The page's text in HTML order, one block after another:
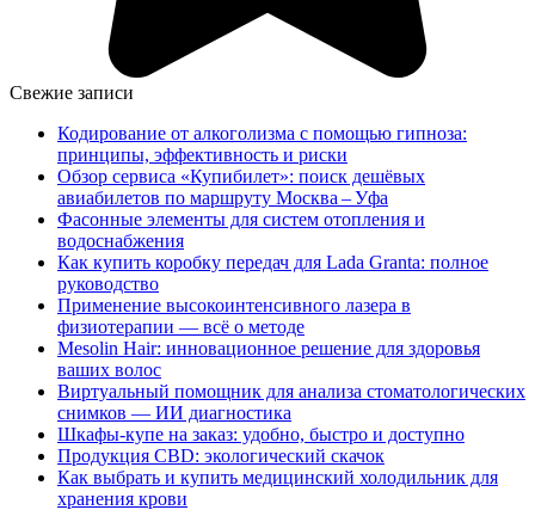
Свежие записи
Кодирование от алкоголизма с помощью гипноза:
принципы, эффективность и риски
Обзор сервиса «Купибилет»: поиск дешёвых
авиабилетов по маршруту Москва – Уфа
Фасонные элементы для систем отопления и
водоснабжения
Как купить коробку передач для Lada Granta: полное
руководство
Применение высокоинтенсивного лазера в
физиотерапии — всё о методе
Mesolin Hair: инновационное решение для здоровья
ваших волос
Виртуальный помощник для анализа стоматологических
снимков — ИИ диагностика
Шкафы-купе на заказ: удобно, быстро и доступно
Продукция CBD: экологический скачок
Как выбрать и купить медицинский холодильник для
хранения крови